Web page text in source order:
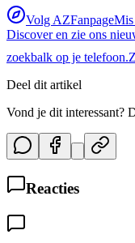
Volg AZFanpageMis
Discover en zie ons
zoekbalk op je telefoon.
Deel dit artikel
Vond je dit interessant?
Reacties